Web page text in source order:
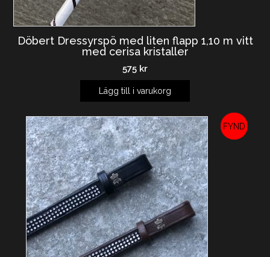
Döbert Dressyrspö med liten flapp 1,10 m vitt
med cerisa kristaller
575 kr
Lägg till i varukorg